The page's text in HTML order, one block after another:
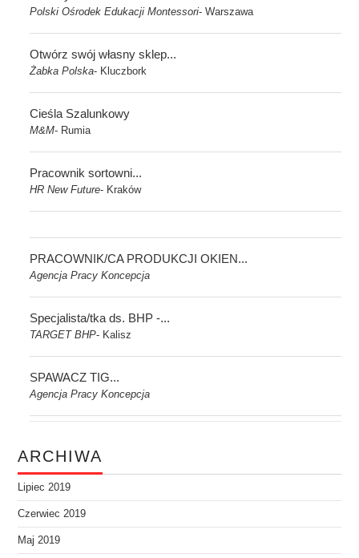
Polski Ośrodek Edukacji Montessori-Warszawa
Otwórz swój własny sklep...
Żabka Polska- Kluczbork
Cieśla Szalunkowy
M&M- Rumia
Pracownik sortowni...
HR New Future- Kraków
PRACOWNIK/CA PRODUKCJI OKIEN...
Agencja Pracy Koncepcja
Specjalista/tka ds. BHP -...
TARGET BHP- Kalisz
SPAWACZ TIG...
Agencja Pracy Koncepcja
ARCHIWA
Lipiec 2019
Czerwiec 2019
Maj 2019